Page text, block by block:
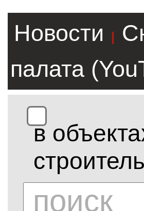
Новости |
палата
в